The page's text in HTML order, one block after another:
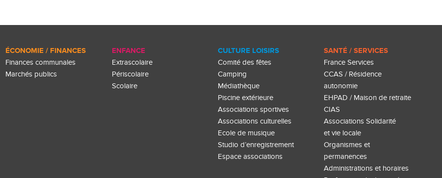
ÉCONOMIE / FINANCES
Finances communales
Marchés publics
ENFANCE
Extrascolaire
Périscolaire
Scolaire
CULTURE LOISIRS
Comité des fêtes
Camping
Médiathèque
Piscine extérieure
Associations sportives
Associations culturelles
Ecole de musique
Studio d’enregistrement
Espace associations
SANTÉ / SERVICES
France Services
CCAS / Résidence
autonomie
EHPAD / Maison de retraite
CIAS
Associations Solidarité
et vie locale
Organismes et
permanences
Administrations et horaires